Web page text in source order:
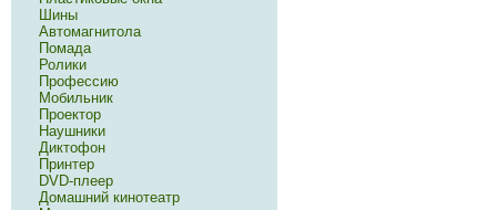
Шины
Автомагнитола
Помада
Ролики
Профессию
Мобильник
Проектор
Наушники
Диктофон
Принтер
DVD-плеер
Домашний кинотеатр